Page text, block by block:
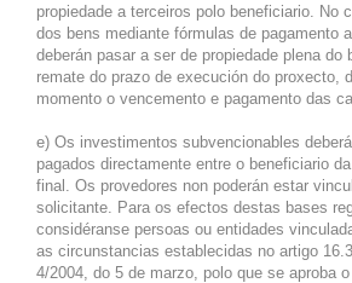
propiedade a terceiros polo beneficiario. No
dos bens mediante fórmulas de pagamento
deberán pasar a ser de propiedade plena do
remate do prazo de execución do proxecto,
momento o vencemento e pagamento das
e) Os investimentos subvencionables
pagados directamente entre o beneficiario
final. Os provedores non poderán estar
solicitante. Para os efectos destas bases
considéranse persoas ou entidades
as circunstancias establecidas no artigo
4/2004, do 5 de marzo, polo que se aproba